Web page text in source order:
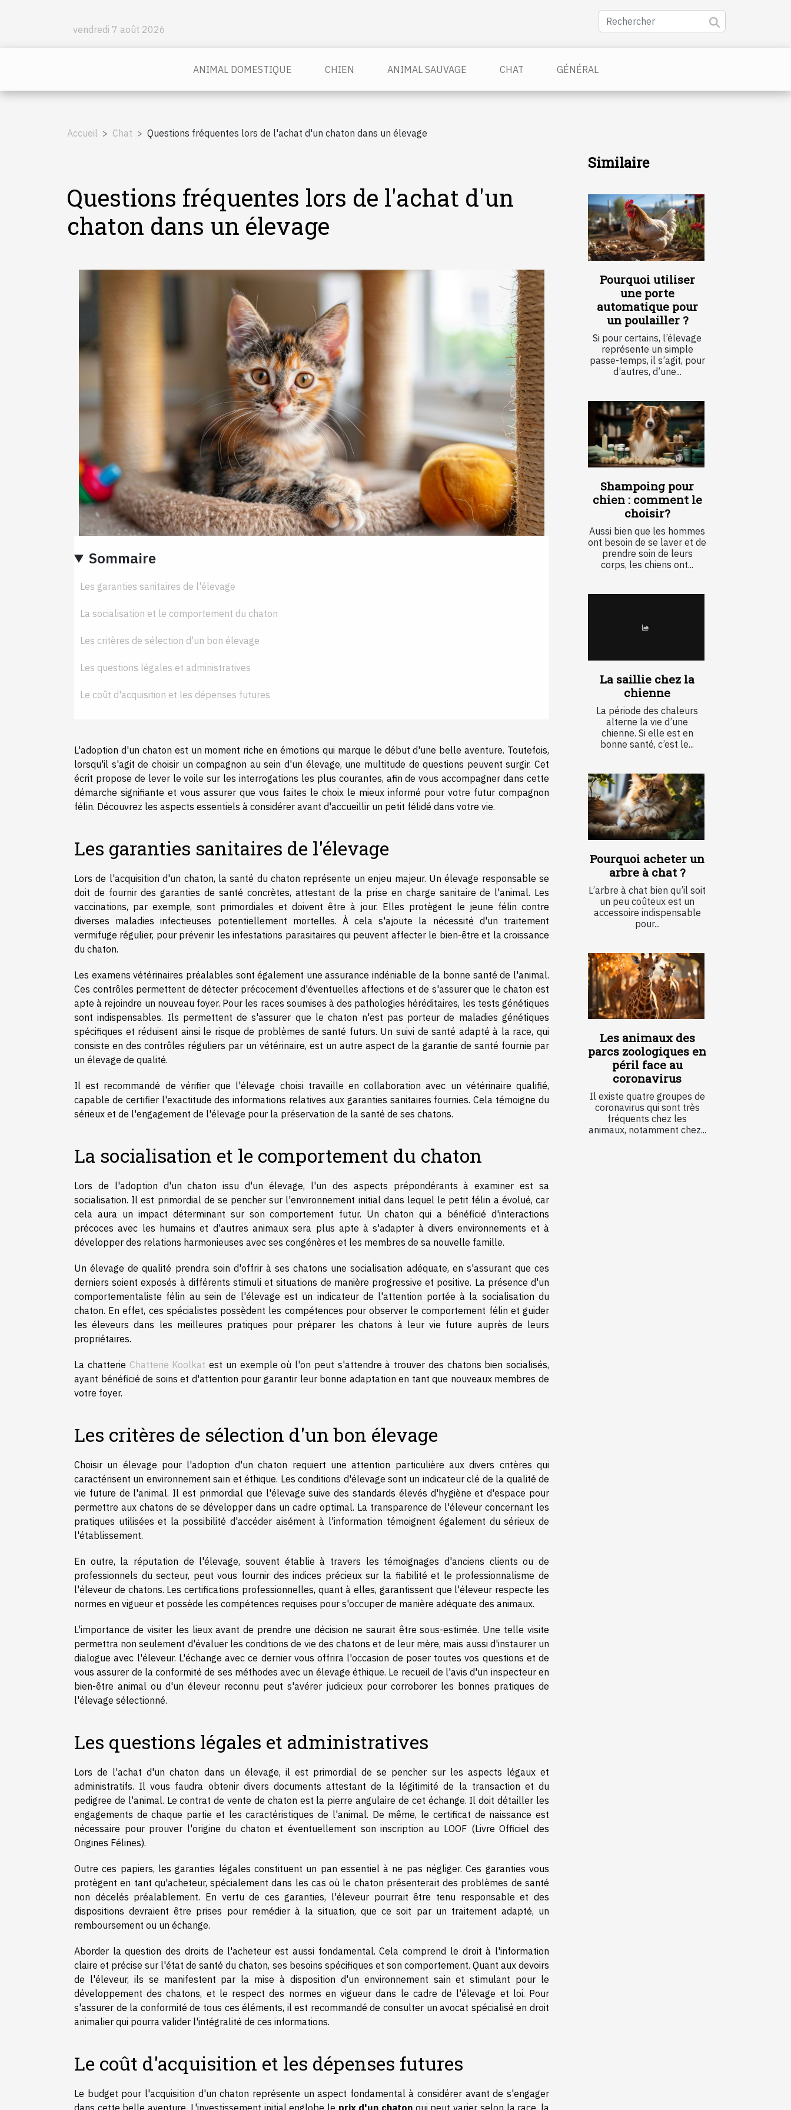
vendredi 7 août 2026
ANIMAL DOMESTIQUE CHIEN ANIMAL SAUVAGE CHAT GÉNÉRAL
Accueil Chat Questions fréquentes lors de l'achat d'un chaton dans un élevage
Questions fréquentes lors de l'achat d'un
chaton dans un élevage
Sommaire
Les garanties sanitaires de l'élevage
La socialisation et le comportement du chaton
Les critères de sélection d'un bon élevage
Les questions légales et administratives
Le coût d'acquisition et les dépenses futures
L'adoption d'un chaton est un moment riche en émotions qui marque le début d'une belle aventure. Toutefois,
lorsqu'il s'agit de choisir un compagnon au sein d'un élevage, une multitude de questions peuvent surgir. Cet
écrit propose de lever le voile sur les interrogations les plus courantes, afin de vous accompagner dans cette
démarche signifiante et vous assurer que vous faites le choix le mieux informé pour votre futur compagnon
félin. Découvrez les aspects essentiels à considérer avant d'accueillir un petit félidé dans votre vie.
Les garanties sanitaires de l'élevage
Lors de l'acquisition d'un chaton, la santé du chaton représente un enjeu majeur. Un élevage responsable se
doit de fournir des garanties de santé concrètes, attestant de la prise en charge sanitaire de l'animal. Les
vaccinations, par exemple, sont primordiales et doivent être à jour. Elles protègent le jeune félin contre
diverses maladies infectieuses potentiellement mortelles. À cela s'ajoute la nécessité d'un traitement
vermifuge régulier, pour prévenir les infestations parasitaires qui peuvent affecter le bien-être et la croissance
du chaton.
Les examens vétérinaires préalables sont également une assurance indéniable de la bonne santé de l'animal.
Ces contrôles permettent de détecter précocement d'éventuelles affections et de s'assurer que le chaton est
apte à rejoindre un nouveau foyer. Pour les races soumises à des pathologies héréditaires, les tests génétiques
sont indispensables. Ils permettent de s'assurer que le chaton n'est pas porteur de maladies génétiques
spécifiques et réduisent ainsi le risque de problèmes de santé futurs. Un suivi de santé adapté à la race, qui
consiste en des contrôles réguliers par un vétérinaire, est un autre aspect de la garantie de santé fournie par
un élevage de qualité.
Il est recommandé de vérifier que l'élevage choisi travaille en collaboration avec un vétérinaire qualifié,
capable de certifier l'exactitude des informations relatives aux garanties sanitaires fournies. Cela témoigne du
sérieux et de l'engagement de l'élevage pour la préservation de la santé de ses chatons.
La socialisation et le comportement du chaton
Lors de l'adoption d'un chaton issu d'un élevage, l'un des aspects prépondérants à examiner est sa
socialisation. Il est primordial de se pencher sur l'environnement initial dans lequel le petit félin a évolué, car
cela aura un impact déterminant sur son comportement futur. Un chaton qui a bénéficié d'interactions
précoces avec les humains et d'autres animaux sera plus apte à s'adapter à divers environnements et à
développer des relations harmonieuses avec ses congénères et les membres de sa nouvelle famille.
Un élevage de qualité prendra soin d'offrir à ses chatons une socialisation adéquate, en s'assurant que ces
derniers soient exposés à différents stimuli et situations de manière progressive et positive. La présence d'un
comportementaliste félin au sein de l'élevage est un indicateur de l'attention portée à la socialisation du
chaton. En effet, ces spécialistes possèdent les compétences pour observer le comportement félin et guider
les éleveurs dans les meilleures pratiques pour préparer les chatons à leur vie future auprès de leurs
propriétaires.
La chatterie Chatterie Koolkat est un exemple où l'on peut s'attendre à trouver des chatons bien socialisés,
ayant bénéficié de soins et d'attention pour garantir leur bonne adaptation en tant que nouveaux membres de
votre foyer.
Les critères de sélection d'un bon élevage
Choisir un élevage pour l'adoption d'un chaton requiert une attention particulière aux divers critères qui
caractérisent un environnement sain et éthique. Les conditions d'élevage sont un indicateur clé de la qualité de
vie future de l'animal. Il est primordial que l'élevage suive des standards élevés d'hygiène et d'espace pour
permettre aux chatons de se développer dans un cadre optimal. La transparence de l'éleveur concernant les
pratiques utilisées et la possibilité d'accéder aisément à l'information témoignent également du sérieux de
l'établissement.
En outre, la réputation de l'élevage, souvent établie à travers les témoignages d'anciens clients ou de
professionnels du secteur, peut vous fournir des indices précieux sur la fiabilité et le professionnalisme de
l'éleveur de chatons. Les certifications professionnelles, quant à elles, garantissent que l'éleveur respecte les
normes en vigueur et possède les compétences requises pour s'occuper de manière adéquate des animaux.
L'importance de visiter les lieux avant de prendre une décision ne saurait être sous-estimée. Une telle visite
permettra non seulement d'évaluer les conditions de vie des chatons et de leur mère, mais aussi d'instaurer un
dialogue avec l'éleveur. L'échange avec ce dernier vous offrira l'occasion de poser toutes vos questions et de
vous assurer de la conformité de ses méthodes avec un élevage éthique. Le recueil de l'avis d'un inspecteur en
bien-être animal ou d'un éleveur reconnu peut s'avérer judicieux pour corroborer les bonnes pratiques de
l'élevage sélectionné.
Les questions légales et administratives
Lors de l'achat d'un chaton dans un élevage, il est primordial de se pencher sur les aspects légaux et
administratifs. Il vous faudra obtenir divers documents attestant de la légitimité de la transaction et du
pedigree de l'animal. Le contrat de vente de chaton est la pierre angulaire de cet échange. Il doit détailler les
engagements de chaque partie et les caractéristiques de l'animal. De même, le certificat de naissance est
nécessaire pour prouver l'origine du chaton et éventuellement son inscription au LOOF (Livre Officiel des
Origines Félines).
Outre ces papiers, les garanties légales constituent un pan essentiel à ne pas négliger. Ces garanties vous
protègent en tant qu'acheteur, spécialement dans les cas où le chaton présenterait des problèmes de santé
non décelés préalablement. En vertu de ces garanties, l'éleveur pourrait être tenu responsable et des
dispositions devraient être prises pour remédier à la situation, que ce soit par un traitement adapté, un
remboursement ou un échange.
Aborder la question des droits de l'acheteur est aussi fondamental. Cela comprend le droit à l'information
claire et précise sur l'état de santé du chaton, ses besoins spécifiques et son comportement. Quant aux devoirs
de l'éleveur, ils se manifestent par la mise à disposition d'un environnement sain et stimulant pour le
développement des chatons, et le respect des normes en vigueur dans le cadre de l'élevage et loi. Pour
s'assurer de la conformité de tous ces éléments, il est recommandé de consulter un avocat spécialisé en droit
animalier qui pourra valider l'intégralité de ces informations.
Le coût d'acquisition et les dépenses futures
Le budget pour l'acquisition d'un chaton représente un aspect fondamental à considérer avant de s'engager
dans cette belle aventure. L'investissement initial englobe le prix d'un chaton qui peut varier selon la race, la
Similaire
Pourquoi utiliser
une porte
automatique pour
un poulailler ?
Si pour certains, l’élevage
représente un simple
passe-temps, il s’agit, pour
d’autres, d’une...
Shampoing pour
chien : comment le
choisir?
Aussi bien que les hommes
ont besoin de se laver et de
prendre soin de leurs
corps, les chiens ont...
La saillie chez la
chienne
La période des chaleurs
alterne la vie d’une
chienne. Si elle est en
bonne santé, c’est le...
Pourquoi acheter un
arbre à chat ?
L’arbre à chat bien qu’il soit
un peu coûteux est un
accessoire indispensable
pour...
Les animaux des
parcs zoologiques en
péril face au
coronavirus
Il existe quatre groupes de
coronavirus qui sont très
fréquents chez les
animaux, notamment chez...